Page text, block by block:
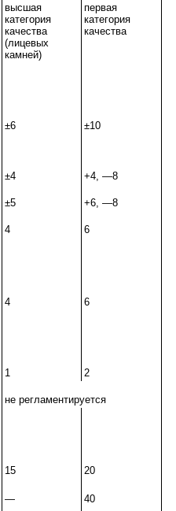
высшая
категория
качества
(лицевых
камней)
первая
категория
качества
±6 ±10
±4 +4, —8
±5 +6, —8
4 6
4
6
1
2
не регламентируется
15 20
— 40